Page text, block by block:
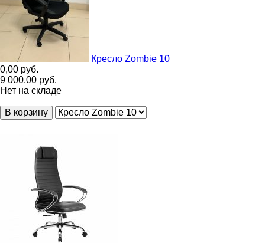
Кресло Zombie 10
0,00 руб.
9 000,00 руб.
Нет на складе
В корзину